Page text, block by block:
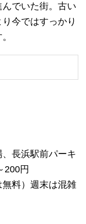
でいた街。古い
今ではすっかり
長浜駅前パーキ
200円
無料）週末は混雑